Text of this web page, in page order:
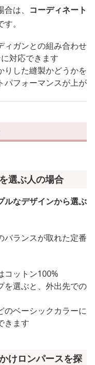
は、 コーディネート
。
ィガンとの組み合わせ
対応できます
りした縫製かどうかを
パフォーマンスが上が
選ぶ人の場合
ルなデザインから選ぶ
バランスが取れた定番
コットン100%
を選ぶと、外出先での
のベーシックカラーに
きます
けロンパースを探